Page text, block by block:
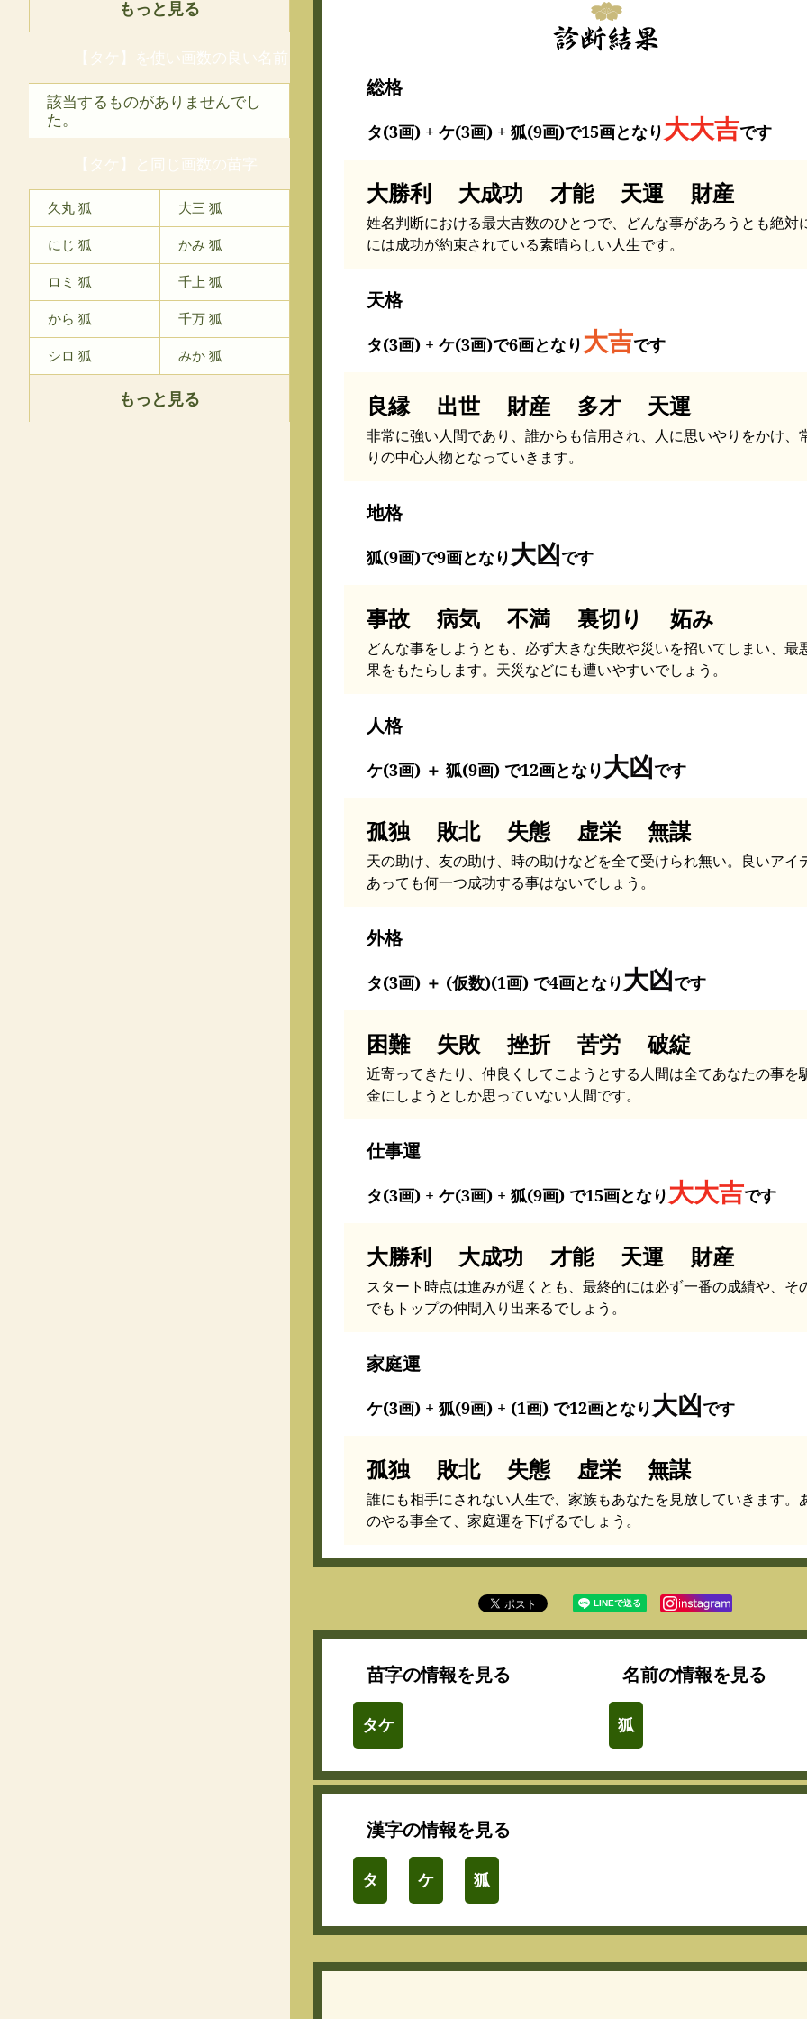
もっと見る
【タケ】を使い画数の良い名前
該当するものがありませんでし
た。
【タケ】と同じ画数の苗字
久丸 狐 大三 狐
にじ 狐 かみ 狐
ロミ 狐 千上 狐
から 狐 千万 狐
シロ 狐 みか 狐
もっと見る
総格
タ(3画) + ケ(3画) + 狐(9画)で15画となり 大大吉です
大勝利 大成功 才能 天運 財産
姓名判断における最大吉数のひとつで、どんな事があろうとも絶対
には成功が約束されている素晴らしい人生です。
天格
タ(3画) + ケ(3画)で6画となり 大吉です
良縁 出世 財産 多才 天運
非常に強い人間であり、誰からも信用され、人に思いやりをかけ、
りの中心人物となっていきます。
地格
狐(9画)で9画となり 大凶です
事故 病気 不満 裏切り 妬み
どんな事をしようとも、必ず大きな失敗や災いを招いてしまい、最
果をもたらします。天災などにも遭いやすいでしょう。
人格
ケ(3画) ＋ 狐(9画) で12画となり 大凶です
孤独 敗北 失態 虚栄 無謀
天の助け、友の助け、時の助けなどを全て受けられ無い。良いアイ
あっても何一つ成功する事はないでしょう。
外格
タ(3画) ＋ (仮数)(1画) で4画となり 大凶です
困難 失敗 挫折 苦労 破綻
近寄ってきたり、仲良くしてこようとする人間は全てあなたの事を
金にしようとしか思っていない人間です。
仕事運
タ(3画) + ケ(3画) + 狐(9画) で15画となり 大大吉です
大勝利 大成功 才能 天運 財産
スタート時点は進みが遅くとも、最終的には必ず一番の成績や、そ
でもトップの仲間入り出来るでしょう。
家庭運
ケ(3画) + 狐(9画) + (1画) で12画となり 大凶です
孤独 敗北 失態 虚栄 無謀
誰にも相手にされない人生で、家族もあなたを見放していきます。
のやる事全て、家庭運を下げるでしょう。
苗字の情報を見る
タケ
名前の情報を見る
狐
漢字の情報を見る
タ ケ 狐